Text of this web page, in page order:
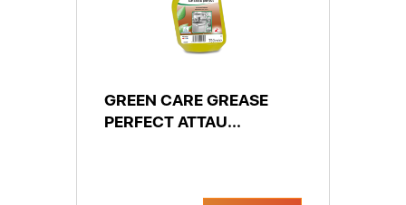
GREEN CARE GREASE
PERFECT ATTAU...